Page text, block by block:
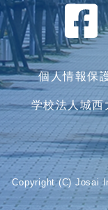
個人情報保
学校法人城西
Copyright (C) Josai